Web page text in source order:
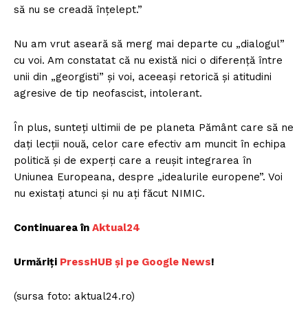
să nu se creadă înțelept.”
Nu am vrut aseară să merg mai departe cu „dialogul”
cu voi. Am constatat că nu există nici o diferență între
unii din „georgisti” și voi, aceeași retorică și atitudini
agresive de tip neofascist, intolerant.
În plus, sunteți ultimii de pe planeta Pământ care să ne
dați lecții nouă, celor care efectiv am muncit în echipa
politică și de experți care a reușit integrarea în
Uniunea Europeana, despre „idealurile europene”. Voi
nu existați atunci și nu ați făcut NIMIC.
Continuarea în Aktual24
Urmăriți PressHUB și pe Google News!
(sursa foto: aktual24.ro)